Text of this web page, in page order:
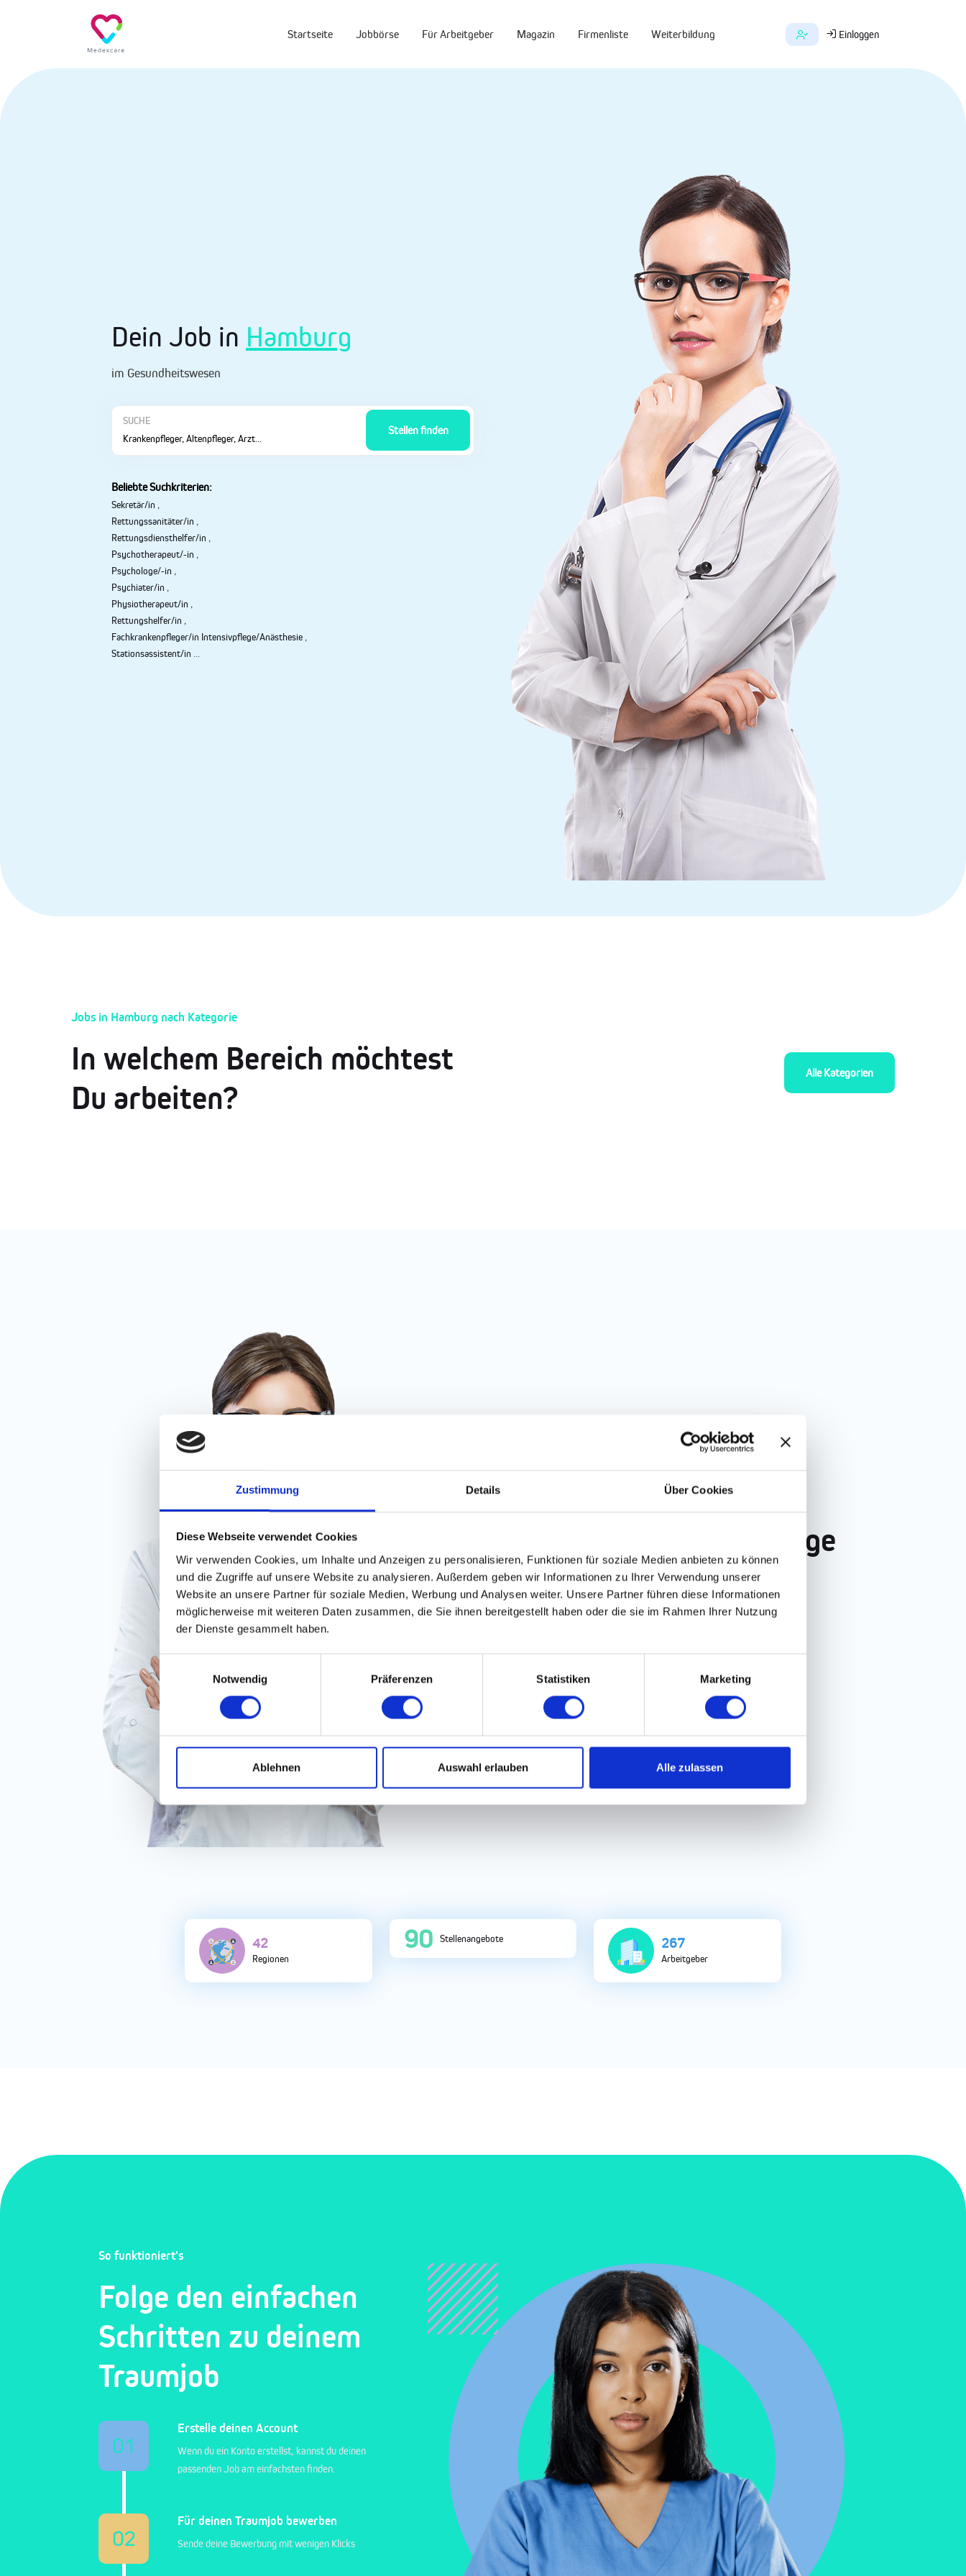
Zustimmung Details Über Cookies
Diese Webseite verwendet Cookies
Wir verwenden Cookies, um Inhalte und Anzeigen zu personalisieren, Funktionen für soziale Medien anbieten zu können
und die Zugriffe auf unsere Website zu analysieren. Außerdem geben wir Informationen zu Ihrer Verwendung unserer
Website an unsere Partner für soziale Medien, Werbung und Analysen weiter. Unsere Partner führen diese Informationen
möglicherweise mit weiteren Daten zusammen, die Sie ihnen bereitgestellt haben oder die sie im Rahmen Ihrer Nutzung
der Dienste gesammelt haben.
Einwilligungsauswahl
Notwendig
Präferenzen Statistiken Marketing
Ablehnen Auswahl erlauben Alle zulassen
Startseite Jobbörse Für Arbeitgeber Magazin Firmenliste Weiterbildung Einloggen
Dein Job in Hamburg
im Gesundheitswesen
SUCHE
Stellen finden
Beliebte Suchkriterien:
Sekretär/in ,
Rettungssanitäter/in ,
Rettungsdiensthelfer/in ,
Psychotherapeut/-in ,
Psychologe/-in ,
Psychiater/in ,
Physiotherapeut/in ,
Rettungshelfer/in ,
Fachkrankenpfleger/in Intensivpflege/Anästhesie ,
Stationsassistent/in
Jobs in Hamburg nach Kategorie
In welchem Bereich möchtest
Du arbeiten?
Alle Kategorien
besten Jobs in der Pflege
100% kostenlos
118
Regionen
252 Stellenangebote 742
Arbeitgeber
So funktioniert's
Folge den einfachen
Schritten zu deinem
Traumjob
01
Erstelle deinen Account
Wenn du ein Konto erstellst, kannst du deinen
passenden Job am einfachsten finden.
02
Für deinen Traumjob bewerben
Sende deine Bewerbung mit wenigen Klicks